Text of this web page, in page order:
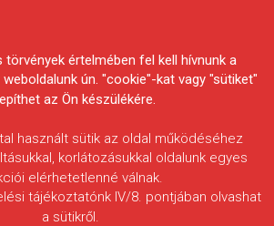
Szövetsége
törvények értelmében fel kell hívnunk a
ún. "cookie"-kat vagy "sütiket"
az Ön készülékére.
használt sütik az oldal működéséhez
korlátozásukkal oldalunk egyes
elérhetetlenné válnak.
tájékoztatónk IV/8. pontjában olvashat
a sütikről.